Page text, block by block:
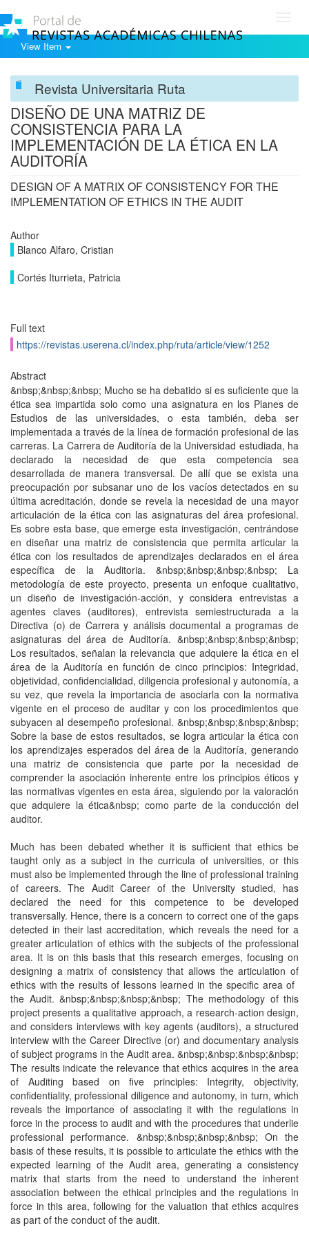
View Item
Revista Universitaria Ruta
DISEÑO DE UNA MATRIZ DE
CONSISTENCIA PARA LA
IMPLEMENTACIÓN DE LA ÉTICA EN LA
AUDITORÍA
DESIGN OF A MATRIX OF CONSISTENCY FOR THE
IMPLEMENTATION OF ETHICS IN THE AUDIT
Author
Blanco Alfaro, Cristian
Cortés Iturrieta, Patricia
Full text
https://revistas.userena.cl/index.php/ruta/article/view/1252
Abstract
&nbsp;&nbsp;&nbsp; Mucho se ha debatido si es suficiente que la
ética sea impartida solo como una asignatura en los Planes de
Estudios de las universidades, o esta también, deba ser
implementada a través de la línea de formación profesional de las
carreras. La Carrera de Auditoría de la Universidad estudiada, ha
declarado la necesidad de que esta competencia sea
desarrollada de manera transversal. De allí que se exista una
preocupación por subsanar uno de los vacíos detectados en su
última acreditación, donde se revela la necesidad de una mayor
articulación de la ética con las asignaturas del área profesional.
Es sobre esta base, que emerge esta investigación, centrándose
en diseñar una matriz de consistencia que permita articular la
ética con los resultados de aprendizajes declarados en el área
específica de la Auditoria. &nbsp;&nbsp;&nbsp;&nbsp; La
metodología de este proyecto, presenta un enfoque cualitativo,
un diseño de investigación-acción, y considera entrevistas a
agentes claves (auditores), entrevista semiestructurada a la
Directiva (o) de Carrera y análisis documental a programas de
asignaturas del área de Auditoría. &nbsp;&nbsp;&nbsp;&nbsp;
Los resultados, señalan la relevancia que adquiere la ética en el
área de la Auditoría en función de cinco principios: Integridad,
objetividad, confidencialidad, diligencia profesional y autonomía, a
su vez, que revela la importancia de asociarla con la normativa
vigente en el proceso de auditar y con los procedimientos que
subyacen al desempeño profesional. &nbsp;&nbsp;&nbsp;&nbsp;
Sobre la base de estos resultados, se logra articular la ética con
los aprendizajes esperados del área de la Auditoría, generando
una matriz de consistencia que parte por la necesidad de
comprender la asociación inherente entre los principios éticos y
las normativas vigentes en esta área, siguiendo por la valoración
que adquiere la ética&nbsp; como parte de la conducción del
auditor.
Much has been debated whether it is sufficient that ethics be
taught only as a subject in the curricula of universities, or this
must also be implemented through the line of professional training
of careers. The Audit Career of the University studied, has
declared the need for this competence to be developed
transversally. Hence, there is a concern to correct one of the gaps
detected in their last accreditation, which reveals the need for a
greater articulation of ethics with the subjects of the professional
area. It is on this basis that this research emerges, focusing on
designing a matrix of consistency that allows the articulation of
ethics with the results of lessons learned in the specific area of ​​
the Audit. &nbsp;&nbsp;&nbsp;&nbsp; The methodology of this
project presents a qualitative approach, a research-action design,
and considers interviews with key agents (auditors), a structured
interview with the Career Directive (or) and documentary analysis
of subject programs in the Audit area. &nbsp;&nbsp;&nbsp;&nbsp;
The results indicate the relevance that ethics acquires in the area
of ​​Auditing based on five principles: Integrity, objectivity,
confidentiality, professional diligence and autonomy, in turn, which
reveals the importance of associating it with the regulations in
force in the process to audit and with the procedures that underlie
professional performance. &nbsp;&nbsp;&nbsp;&nbsp; On the
basis of these results, it is possible to articulate the ethics with the
expected learning of the Audit area, generating a consistency
matrix that starts from the need to understand the inherent
association between the ethical principles and the regulations in
force in this area, following for the valuation that ethics acquires
as part of the conduct of the audit.